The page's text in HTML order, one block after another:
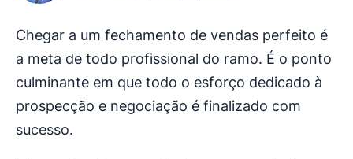
Chegar a um fechamento de vendas perfeito é
a meta de todo profissional do ramo. É o ponto
culminante em que todo o esforço dedicado à
prospecção e negociação é finalizado com
sucesso.